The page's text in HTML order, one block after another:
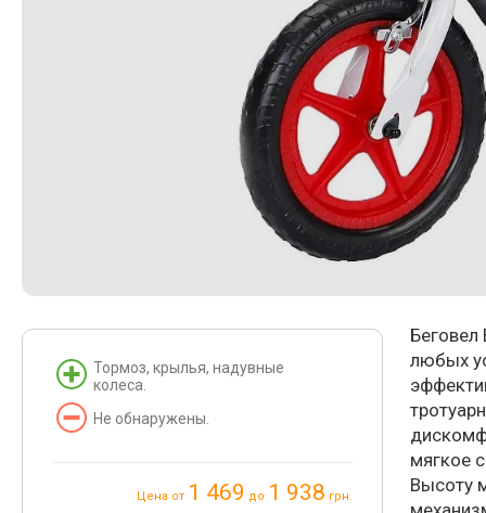
Тормоз, крылья, надувные
колеса.
Не обнаружены.
Цена от 1 469 до 1 938 грн.
любых
мягкое
Высоту